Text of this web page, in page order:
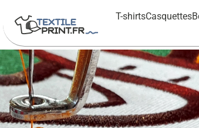
T-shirtsCasquettes